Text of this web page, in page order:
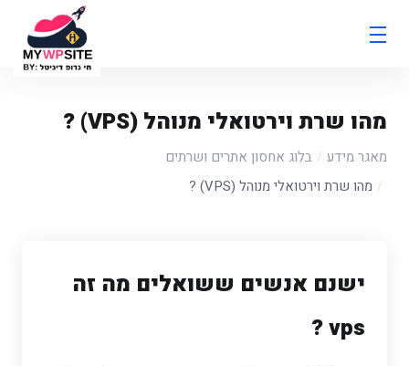
מהו שרת וירטואלי מנוהל (VPS) ?
מאגר מידע
בלוג אחסון אתרים ושרתים
מהו שרת וירטואלי מנוהל (VPS) ?
ישנם אנשים ששואלים מה זה
vps ?